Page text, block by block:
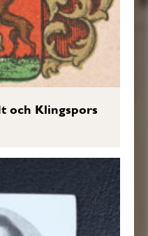
och Klingspors